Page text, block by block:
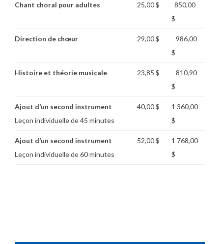
Chant choral pour adultes 25,00 $
850,00
$
Direction de chœur 29,00 $
986,00
$
Histoire et théorie musicale 23,85 $
810,90
$
Ajout d’un second instrument
Leçon individuelle de 45 minutes
40,00 $
1 360,00
$
Ajout d’un second instrument
Leçon individuelle de 60 minutes
52,00 $
1 768,00
$